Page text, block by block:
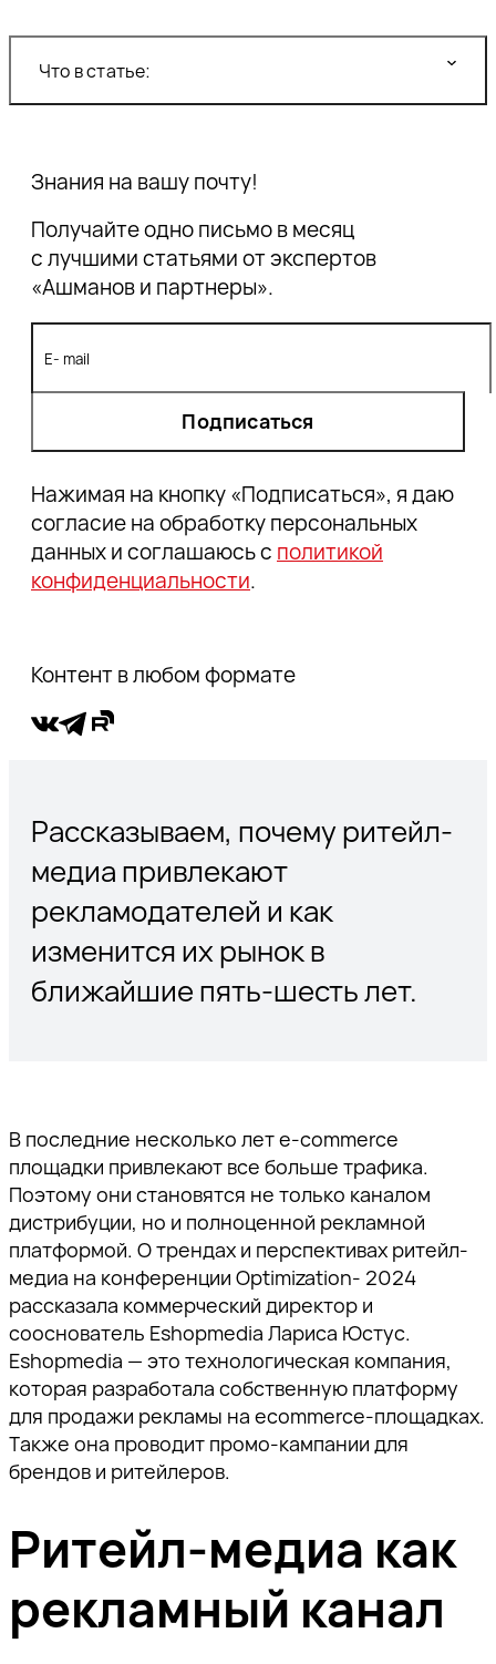
Рассказываем, почему ритейл-
медиа привлекают
рекламодателей и как
изменится их рынок в
ближайшие пять-шесть лет.
В последние несколько лет e-commerce
площадки привлекают все больше трафика.
Поэтому они становятся не только каналом
дистрибуции, но и полноценной рекламной
платформой. О трендах и перспективах ритейл-
медиа на конференции Optimization- 2024
рассказала коммерческий директор и
сооснователь Eshopmedia Лариса Юстус.
Eshopmedia — это технологическая компания,
которая разработала собственную платформу
для продажи рекламы на ecommerce-площадках.
Также она проводит промо-кампании для
брендов и ритейлеров.
Ритейл-медиа как
рекламный канал
Что в статье:
Технологии ритейл-медиа сегодня
Пути развития ритейл-медиа
Выводы
Знания на вашу почту!
Получайте одно письмо в месяц
с лучшими статьями от экспертов
«Ашманов и партнеры».
Подписаться
Нажимая на кнопку «Подписаться», я даю
согласие на обработку персональных
данных и соглашаюсь с политикой
конфиденциальности.
Контент в любом формате